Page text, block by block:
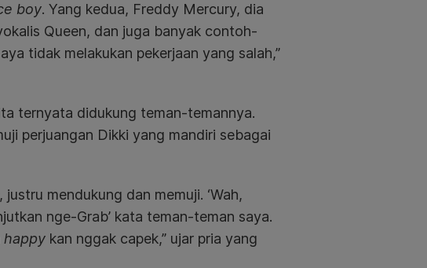
boy. Yang kedua, Freddy Mercury, dia
Queen, dan juga banyak contoh-
tidak melakukan pekerjaan yang salah,”
ternyata didukung teman-temannya.
perjuangan Dikki yang mandiri sebagai
, justru mendukung dan memuji. ‘Wah,
nge-Grab’ kata teman-teman saya.
happy kan nggak capek,” ujar pria yang